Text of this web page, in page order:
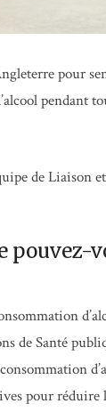
pour
pendant
de Liaison
de Santé
pour